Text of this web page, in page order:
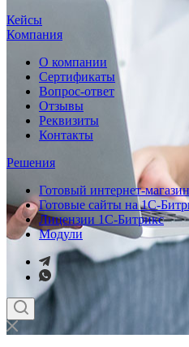
Кейсы
Компания
О компании
Сертификаты
Вопрос-ответ
Отзывы
Реквизиты
Контакты
Решения
Готовый интернет-
Готовые сайты на 1С-
Лицензии 1С-Битрикс
Модули